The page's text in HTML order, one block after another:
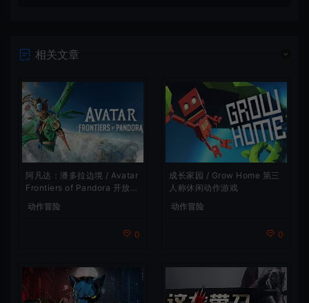
相关文章
阿凡达：潘多拉边境 / Avatar
Frontiers of Pandora 开放世
动作冒险
0
成长家园 / Grow Home 第三
人称休闲动作游戏
动作冒险
0